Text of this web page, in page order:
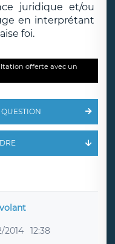
juridique et/ou
en interprétant
foi.
offerte avec un
volant
2014 12:38